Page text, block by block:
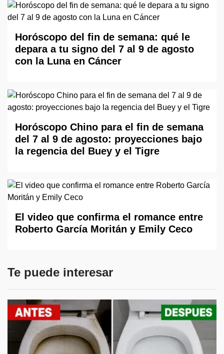
Horóscopo del fin de semana: qué le
depara a tu signo del 7 al 9 de agosto
con la Luna en Cáncer
Horóscopo Chino para el fin de semana
del 7 al 9 de agosto: proyecciones bajo
la regencia del Buey y el Tigre
El video que confirma el romance entre
Roberto García Moritán y Emily Ceco
Te puede interesar